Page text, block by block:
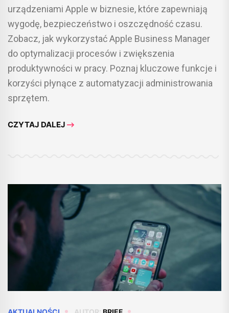
urządzeniami Apple w biznesie, które zapewniają
wygodę, bezpieczeństwo i oszczędność czasu.
Zobacz, jak wykorzystać Apple Business Manager
do optymalizacji procesów i zwiększenia
produktywności w pracy. Poznaj kluczowe funkcje i
korzyści płynące z automatyzacji administrowania
sprzętem.
CZYTAJ DALEJ